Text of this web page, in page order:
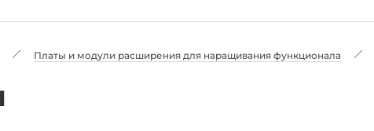
Платы и модули расширения для наращивания функционала